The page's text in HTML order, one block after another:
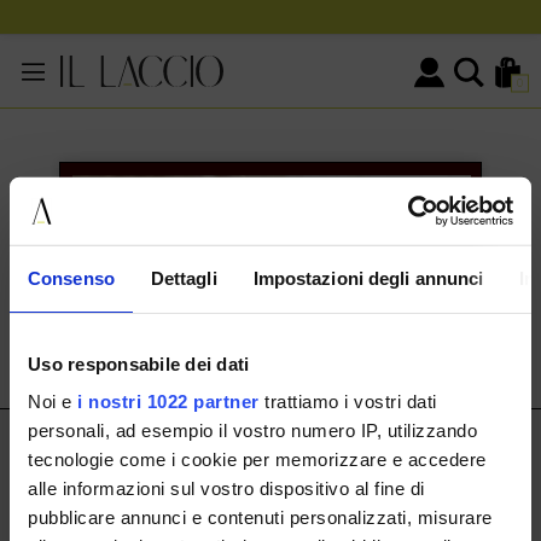
Consenso Dettagli Impostazioni degli annunci
Uso responsabile dei dati
Noi e i nostri 1022 partner trattiamo i vostri dati
personali, ad esempio il vostro numero IP, utilizzando
tecnologie come i cookie per memorizzare e accedere
alle informazioni sul vostro dispositivo al fine di
pubblicare annunci e contenuti personalizzati, misurare
0
KONTAKTINFORMATIONEN
Via Cassala 20 25126 Brescia
+393291008001
IL LACCIO
IL LACCIO